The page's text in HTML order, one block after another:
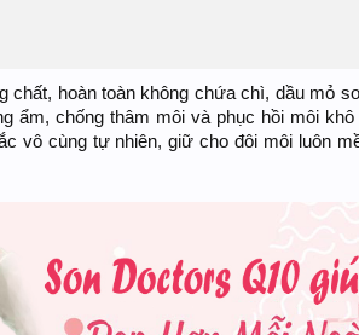
chất, hoàn toàn không chứa chì, dầu mỏ
ẩm, chống thâm môi và phục hồi môi khô
vô cùng tự nhiên, giữ cho đôi môi luôn